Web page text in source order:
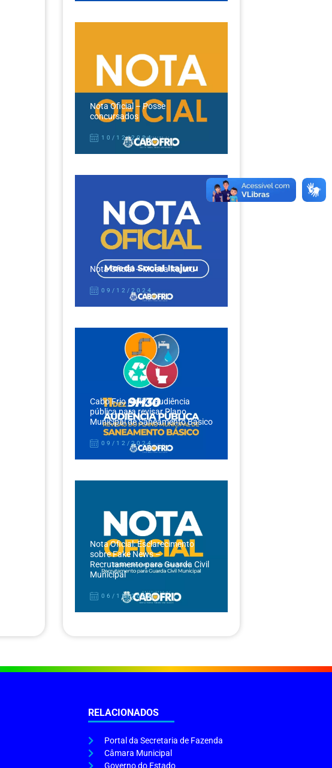
Nota Oficial – Posse
concursados
10/12/2024
Nota Oficial – Moeda Itajuru
09/12/2024
Cabo Frio realiza audiência
pública para revisar Plano
Municipal de Saneamento Básico
09/12/2024
Nota Oficial: Esclarecimento
sobre Fake News –
Recrutamento para Guarda Civil
Municipal
06/12/2024
RELACIONADOS
Portal da Secretaria de Fazenda
Câmara Municipal
Governo do Estado